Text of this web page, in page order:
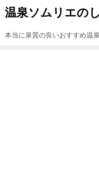
温泉ソムリエの
本当に泉質の良いおすすめ温